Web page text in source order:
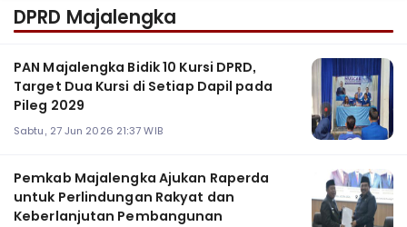
DPRD Majalengka
PAN Majalengka Bidik 10 Kursi DPRD,
Target Dua Kursi di Setiap Dapil pada
Pileg 2029
Sabtu, 27 Jun 2026 21:37 WIB
Pemkab Majalengka Ajukan Raperda
untuk Perlindungan Rakyat dan
Keberlanjutan Pembangunan